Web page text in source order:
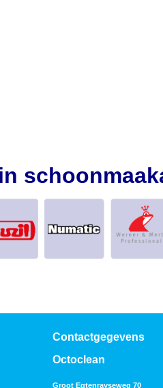
Contactgegevens
Octoclean
Groot Egtenrayseweg 70